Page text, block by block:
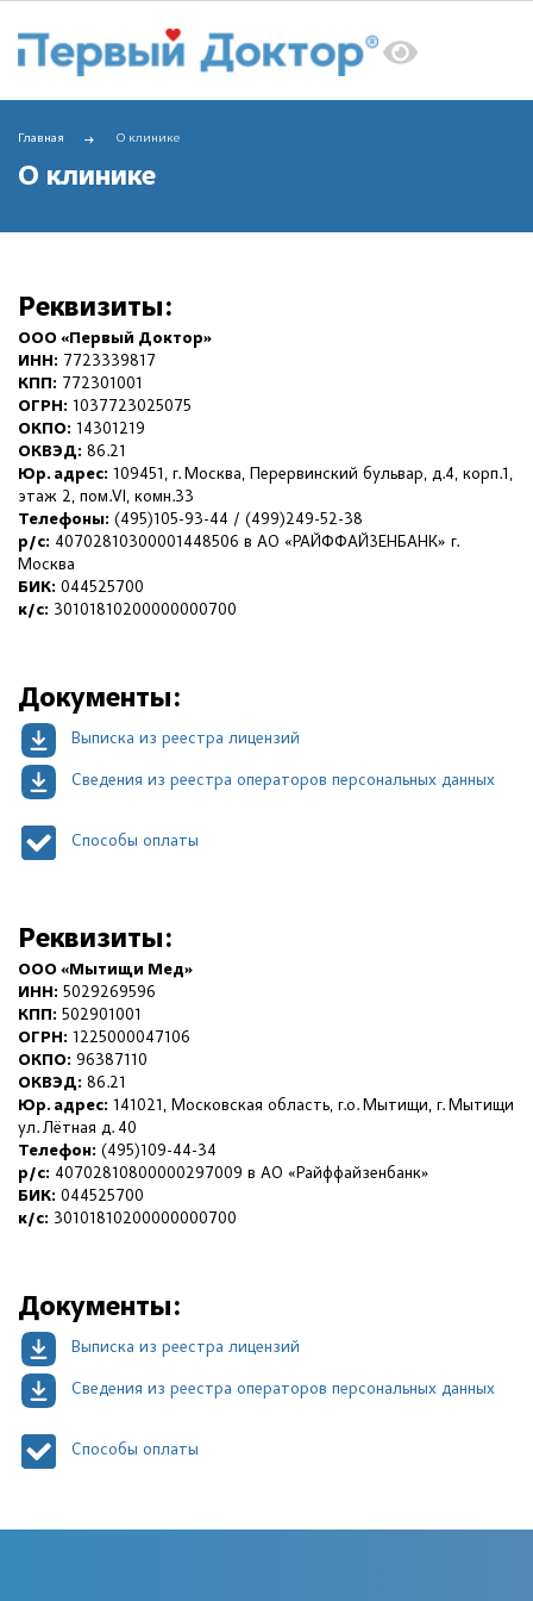
Главная О клинике
О клинике
Реквизиты:
ООО «Первый Доктор»
ИНН: 7723339817
КПП: 772301001
ОГРН: 1037723025075
ОКПО: 14301219
ОКВЭД: 86.21
Юр. адрес: 109451, г. Москва, Перервинский бульвар, д.4, корп.1,
этаж 2, пом.VI, комн.33
Телефоны: (495)105-93-44 / (499)249-52-38
р/с: 40702810300001448506 в АО «РАЙФФАЙЗЕНБАНК» г.
Москва
БИК: 044525700
к/с: 30101810200000000700
Документы:
Выписка из реестра лицензий
Сведения из реестра операторов персональных данных
Способы оплаты
Реквизиты:
ООО «Мытищи Мед»
ИНН: 5029269596
КПП: 502901001
ОГРН: 1225000047106
ОКПО: 96387110
ОКВЭД: 86.21
Юр. адрес: 141021, Московская область, г.о. Мытищи, г. Мытищи
ул. Лётная д. 40
Телефон: (495)109-44-34
р/с: 40702810800000297009 в АО «Райффайзенбанк»
БИК: 044525700
к/с: 30101810200000000700
Документы:
Выписка из реестра лицензий
Сведения из реестра операторов персональных данных
Способы оплаты